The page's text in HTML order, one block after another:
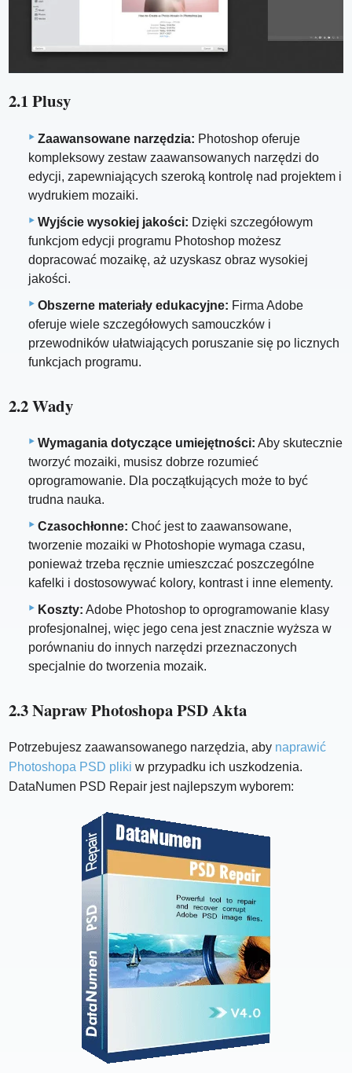
2.1 Plusy
Zaawansowane narzędzia: Photoshop oferuje
kompleksowy zestaw zaawansowanych narzędzi do
edycji, zapewniających szeroką kontrolę nad projektem i
wydrukiem mozaiki.
Wyjście wysokiej jakości: Dzięki szczegółowym
funkcjom edycji programu Photoshop możesz
dopracować mozaikę, aż uzyskasz obraz wysokiej
jakości.
Obszerne materiały edukacyjne: Firma Adobe
oferuje wiele szczegółowych samouczków i
przewodników ułatwiających poruszanie się po licznych
funkcjach programu.
2.2 Wady
Wymagania dotyczące umiejętności: Aby skutecznie
tworzyć mozaiki, musisz dobrze rozumieć
oprogramowanie. Dla początkujących może to być
trudna nauka.
Czasochłonne: Choć jest to zaawansowane,
tworzenie mozaiki w Photoshopie wymaga czasu,
ponieważ trzeba ręcznie umieszczać poszczególne
kafelki i dostosowywać kolory, kontrast i inne elementy.
Koszty: Adobe Photoshop to oprogramowanie klasy
profesjonalnej, więc jego cena jest znacznie wyższa w
porównaniu do innych narzędzi przeznaczonych
specjalnie do tworzenia mozaik.
2.3 Napraw Photoshopa PSD Akta
Potrzebujesz zaawansowanego narzędzia, aby naprawić
Photoshopa PSD pliki w przypadku ich uszkodzenia.
DataNumen PSD Repair jest najlepszym wyborem: